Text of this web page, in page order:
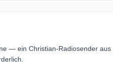
— ein Christian-Radiosender